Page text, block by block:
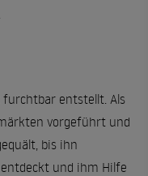
entstellt. Als
vorgeführt und
bis ihn
und ihm Hilfe